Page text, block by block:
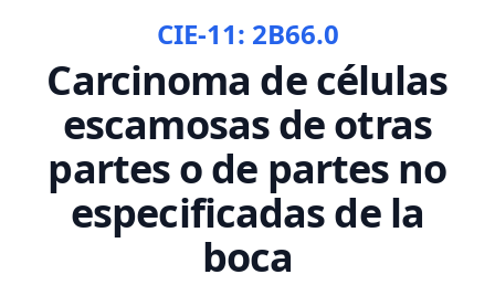
CIE-11: 2B66.0
Carcinoma de células
escamosas de otras
partes o de partes no
especificadas de la
boca